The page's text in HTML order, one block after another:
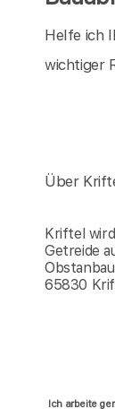
Helfe ich
wichtiger
Über
Kriftel
Getreide
65830
Ich arbeite